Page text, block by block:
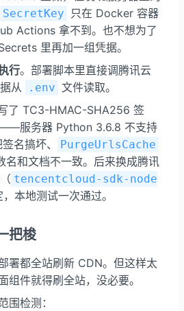
SecretKey
只在 Docker 容器
Actions 拿不到。也不想为了
里再加一组凭据。
行。部署脚本里直接调腾讯云
从
.env 文件读取。
了 TC3-HMAC-SHA256 签
服务器 Python 3.6.8 不支持
名搞坏、
PurgeUrlsCache
名和文档不一致。后来换成腾讯
tencentcloud-sdk-node
本地测试一次通过。
把梭
署都全站刷新 CDN。但这样太
件就得刷全站，没必要。
围检测：